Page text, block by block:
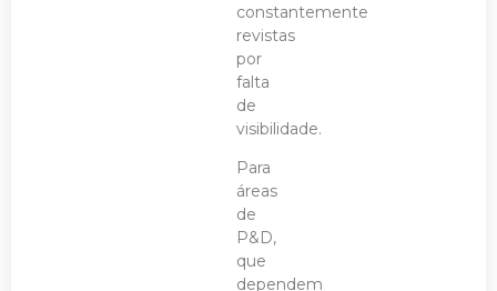
constantemente
revistas
por
falta
de
visibilidade.
Para
áreas
de
P&D,
que
dependem